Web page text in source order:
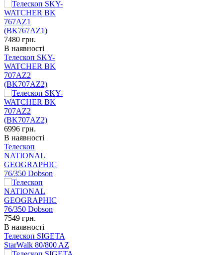
7480 грн.
В наявності
Телескоп SKY-
WATCHER BK
707AZ2
(BK707AZ2)
6996 грн.
В наявності
Телескоп
NATIONAL
GEOGRAPHIC
76/350 Dobson
7549 грн.
В наявності
Телескоп SIGETA
StarWalk 80/800 AZ